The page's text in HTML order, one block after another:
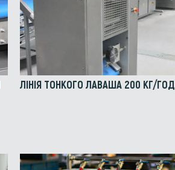
ЛІНІЯ ТОНКОГО ЛАВАША 200 КГ/ГОД